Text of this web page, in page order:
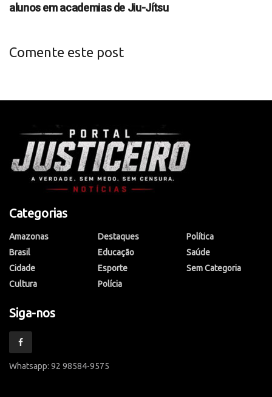
alunos em academias de Jiu-Jítsu
Comente este post
Categorias
Amazonas
Brasil
Cidade
Cultura
Destaques
Educação
Esporte
Polícia
Política
Saúde
Sem Categoria
Siga-nos
Whatsapp: 92 98584-9575